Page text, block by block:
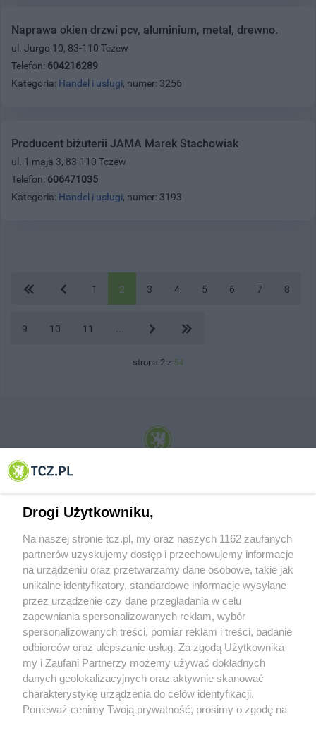
Naprawa okien drzwi pcv, aluminium, metal, drewno.
ul. Jurgo 10, 83-110 Tczew
Telefon: 604216289
Kategoria: Handel i usługi, numer: 3256
Producent biżuterii JAMA Marek Stachowiak
ul. 1 maja 3, 83-110 Tczew
Telefon: 606471035
Kategoria: Handel i usługi, numer: 3193
1 2 3 4 5 6 7 8
9 10 11
strona 2 z 54
© 2001-2026 Tczew - TCZ.PL Sp. z o.o. Internetowy Serwis Informacyjny Miasta
O FIRMIE POLITYKA PRYWATNOŚCI HOSTING
REKLAMA WSPÓŁPRACA RSS FACEBOOK KONTAKT
Nasze serwisy
Aktualności
Tcz24
Muzyka i kultura
Archiwum wydarzeń
Drogi Użytkowniku,
Na naszej stronie tcz.pl, my oraz naszych 1162 zaufanych
partnerów uzyskujemy dostęp i przechowujemy informacje
na urządzeniu oraz przetwarzamy dane osobowe, takie jak
unikalne identyfikatory, standardowe informacje wysyłane
przez urządzenie czy dane przeglądania w celu
zapewniania spersonalizowanych reklam, wybór
spersonalizowanych treści, pomiar reklam i treści, badanie
odbiorców oraz ulepszanie usług. Za zgodą Użytkownika
my i Zaufani Partnerzy możemy używać dokładnych
danych geolokalizacyjnych oraz aktywnie skanować
charakterystykę urządzenia do celów identyfikacji.
Ponieważ cenimy Twoją prywatność, prosimy o zgodę na